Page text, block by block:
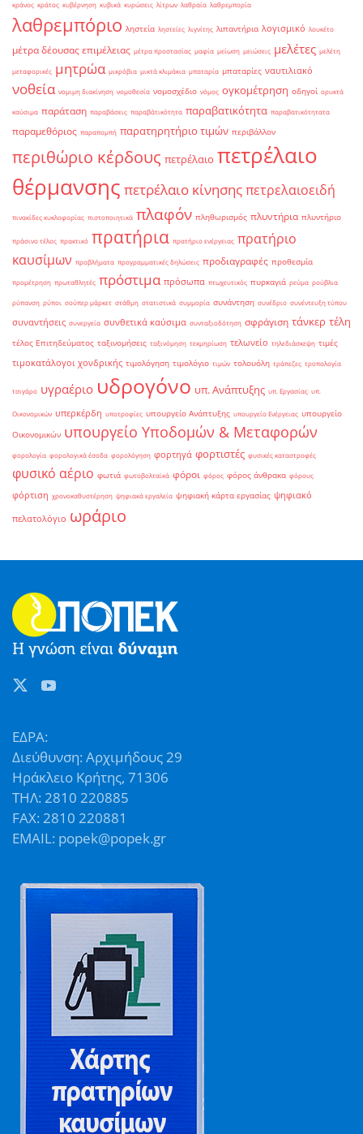
κράνος κράτος κυβέρνηση κυβικά κυρώσεις λίτρων λαθραία λαθρεμπορία
λαθρεμπόριο ληστεία ληστείες λιγνίτης λιπαντήρια λογισμικό λουκέτο
μέτρα δέουσας επιμέλειας μέτρα προστασίας μαφία μείωση μειώσεις μελέτες μελέτη
μεταφορικές μητρώα μικρόβια μικτά κλιμάκια μπαταρία μπαταρίες ναυτιλιακό
νοθεία νομιμη διακίνηση νομοθεσία νομοσχέδιο νόμος ογκομέτρηση οδηγοί ορυκτά
καύσιμα παράταση παραβάσεις παραβάτικότητα παραβατικότητα παραβατικότητατα
παραμεθόριος παραπομπή παρατηρητήριο τιμών περιβάλλον
περιθώριο κέρδους πετρέλαιο πετρέλαιο
θέρμανσης πετρέλαιο κίνησηςπετρελαιοειδή
πινακίδες κυκλοφορίας πιστοποιητικά πλαφόν πληθωρισμός πλυντήρια πλυντήριο
πράσινο τέλος πρακτικό πρατήρια πρατήριο ενέργειας πρατήριο
καυσίμων προβλήματα προγραμματικές δηλώσεις προδιαγραφές προθεσμία
προμέτρηση πρωταθλητές πρόστιμα πρόσωπα πτωχευτικός πυρκαγιά ρεύμα ρούβλια
ρύπανση ρύποι σούπερ μάρκετ στάθμη στατιστικά συμμορία συνάντηση συνέδριο συνέντευξη τύπου
συναντήσεις συνεργεία συνθετικά καύσιμα συνταξιοδότηση σφράγιση τάνκερ τέλη
τέλος Επιτηδεύματος ταξινομήσεις ταξινόμηση τεκμηρίωση τελωνείο τηλεδιάσκεψη τιμές
τιμοκατάλογοι χονδρικής τιμολόγηση τιμολόγιο τιμών τολουόλη τράπεζες τροπολογία
τσιγάρο υγραέριο υδρογόνο υπ. Ανάπτυξης υπ. Εργασίας υπ.
Οικονομικών υπερκέρδη υποτροφίες υπουργείο Ανάπτυξης υπουργείο Ενέργειας υπουργείο
Οικονομικών υπουργείο Υποδομών & Μεταφορών
φορολογία φορολογικά έσοδα φορολόγηση φορτηγά φορτιστές φυσικές καταστροφές
φυσικό αέριο φωτιά φωτοβολταϊκά φόροι φόρος φόρος άνθρακα φόρους
φόρτιση χρονοκαθυστέρηση ψηφιακά εργαλεία ψηφιακή κάρτα εργασίας ψηφιακό
πελατολόγιο ωράριο
ΕΔΡΑ:
Διεύθυνση: Αρχιμήδους 29
Ηράκλειο Κρήτης, 71306
ΤΗΛ: 2810 220885
FAX: 2810 220881
EMAIL: popek@popek.gr